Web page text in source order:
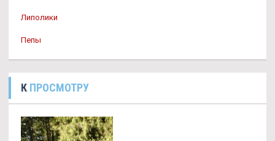
Липолики
Пепы
К ПРОСМОТРУ